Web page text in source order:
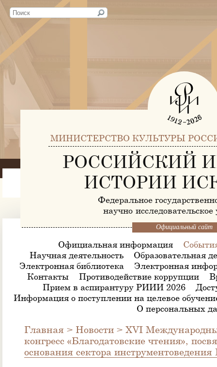
МИНИСТЕРСТВО КУЛЬТУРЫ
РОССИЙСКИЙ
ИСТОРИИ
Федеральное
научно-
Официальный сайт
Официальная информация
Научная деятельность
Образовательная
Электронная библиотека
Электронная
Контакты
Противодействие коррупции
Прием в аспирантуру РИИИ 2026
Информация о поступлении на целевое
О персональных
Главная > Новости > XVI
конгресс «Благодатовские чтения»,
основания сектора